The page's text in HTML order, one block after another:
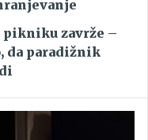
pikniku zavrže –
da paradižnik